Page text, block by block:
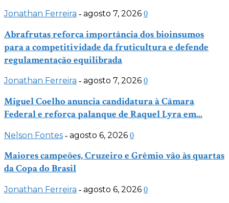
Jonathan Ferreira - agosto 7, 2026 0
Abrafrutas reforça importância dos bioinsumos
para a competitividade da fruticultura e defende
regulamentação equilibrada
Jonathan Ferreira - agosto 7, 2026 0
Miguel Coelho anuncia candidatura à Câmara
Federal e reforça palanque de Raquel Lyra em...
Nelson Fontes - agosto 6, 2026 0
Maiores campeões, Cruzeiro e Grêmio vão às quartas
da Copa do Brasil
Jonathan Ferreira - agosto 6, 2026 0